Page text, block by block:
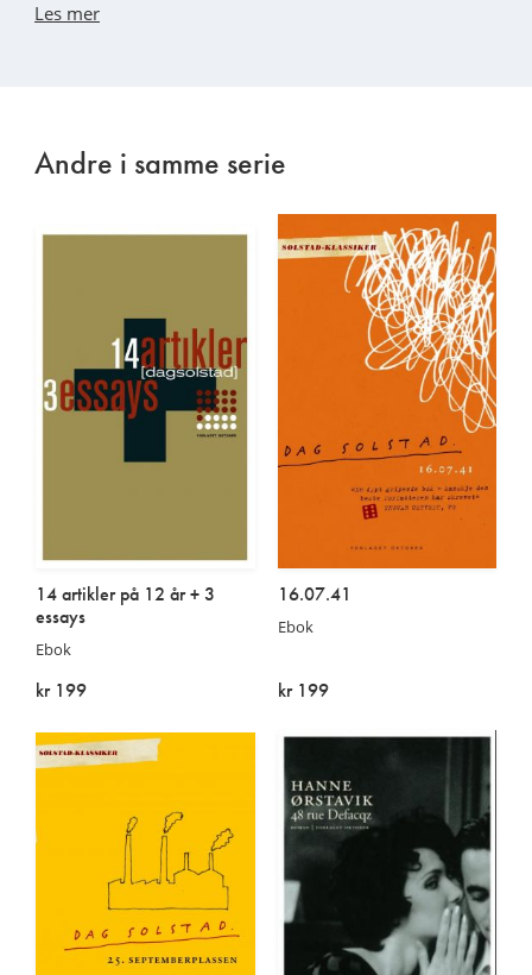
Les mer
Andre i samme serie
14 artikler på 12 år + 3
essays
Ebok
kr 199
16.07.41
Ebok
kr 199